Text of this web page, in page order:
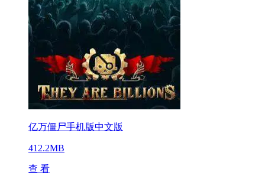
亿万僵尸手机版中文版
412.2MB
查 看